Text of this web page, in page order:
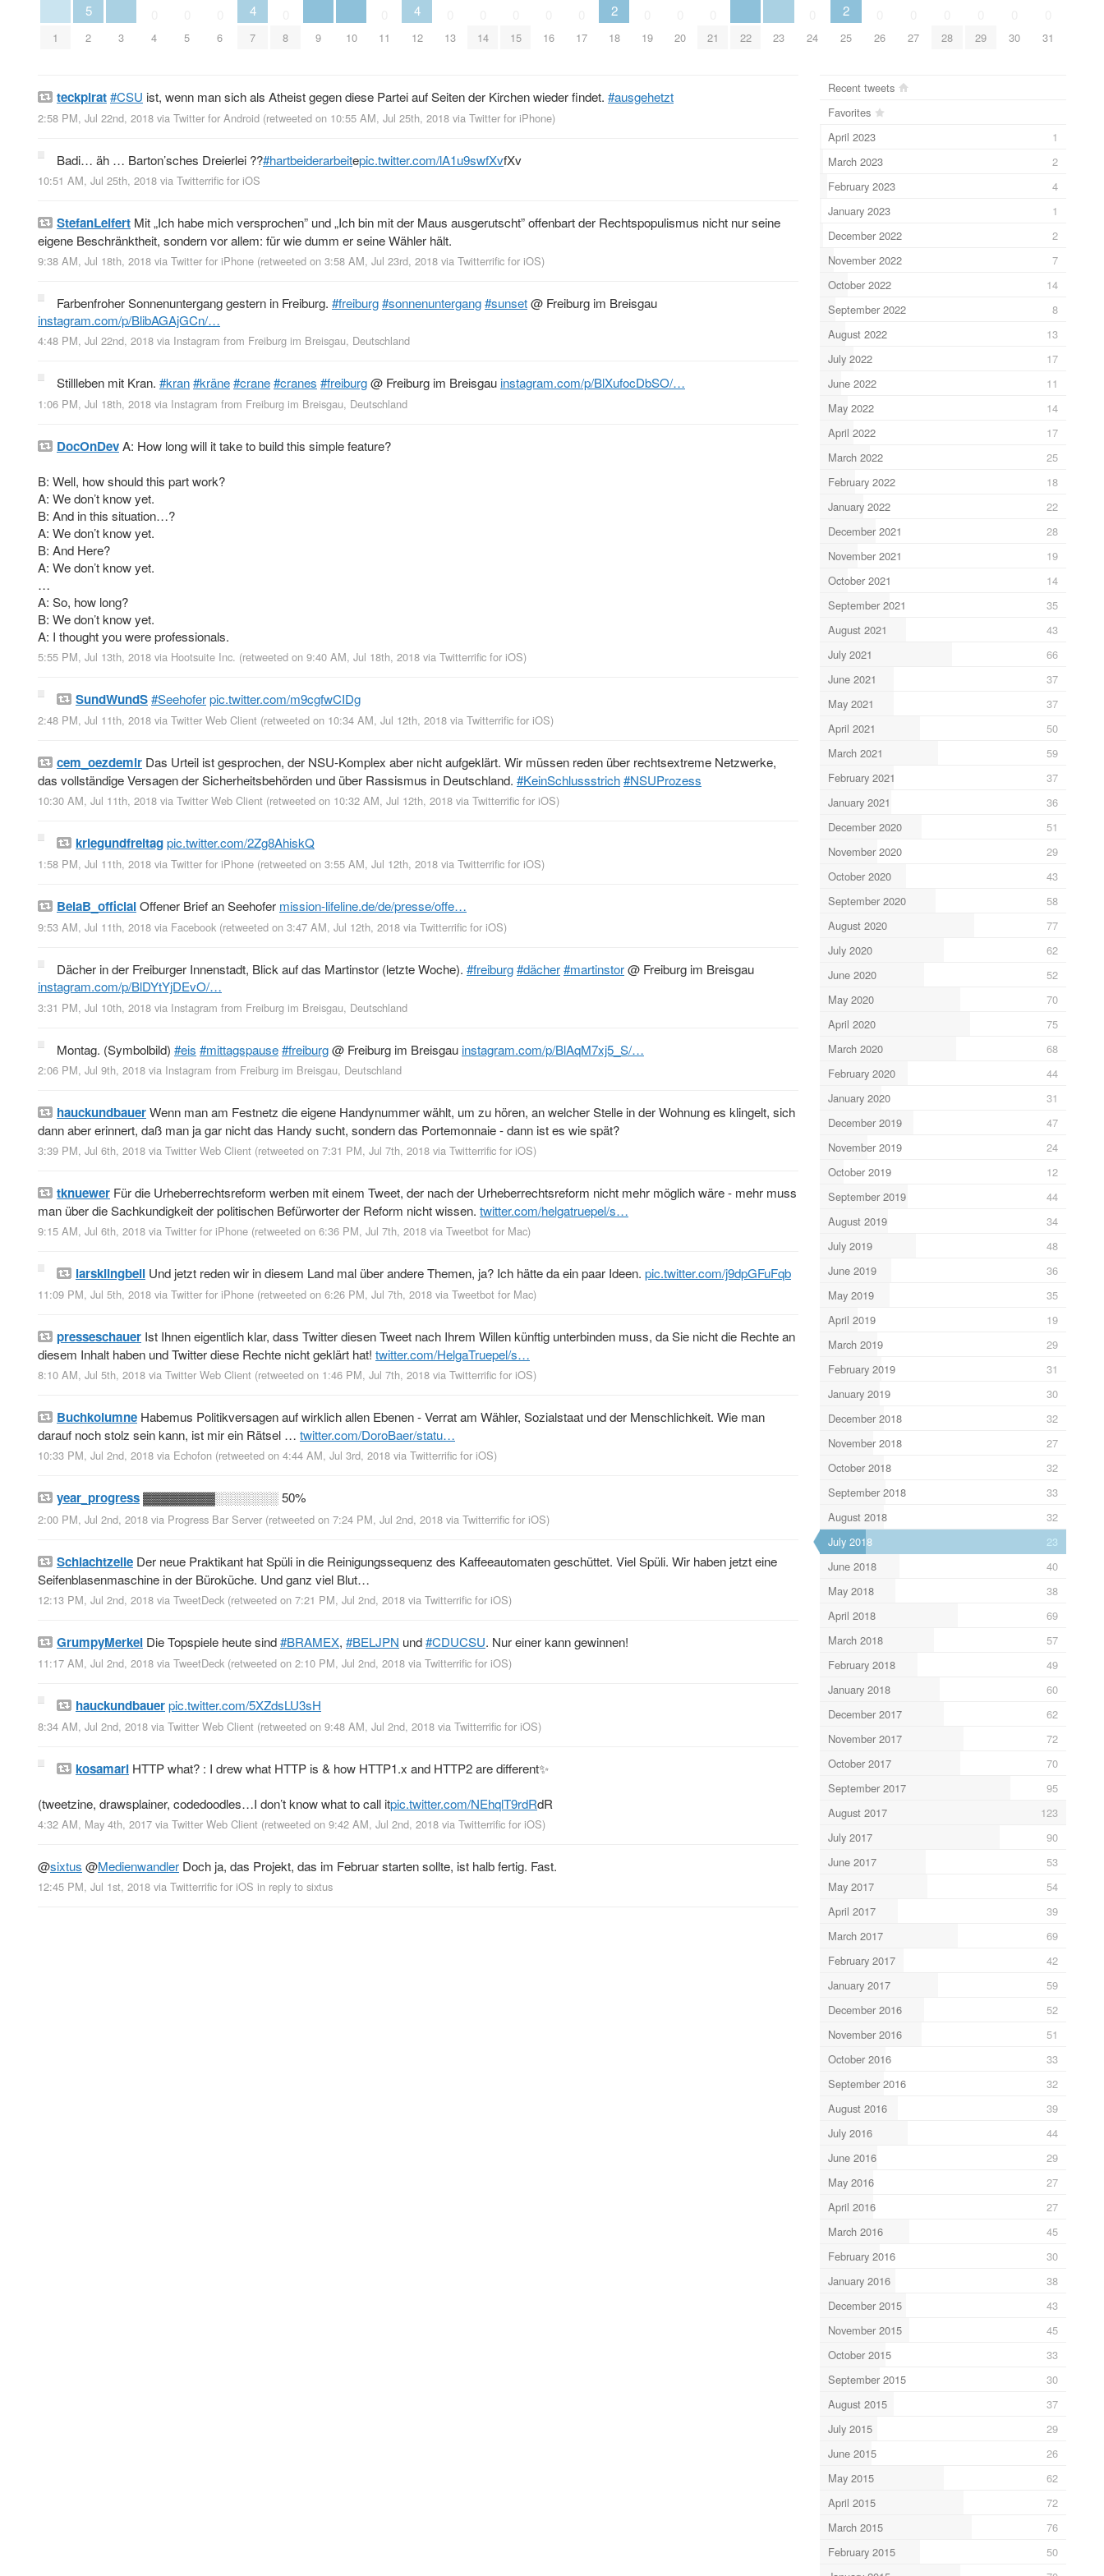
1
5
2 3 4 5 6
4
7 8 9 10 11
4
12 13 14 15 16 17
2
18 19 20 21 22 23 24
2
25 26 27 28 29 30 31
teckpirat#CSU ist, wenn man sich als Atheist gegen diese Partei auf Seiten der Kirchen wieder findet. #ausgehetzt
2:58 PM, Jul 22nd, 2018 via Twitter for Android (retweeted on 10:55 AM, Jul 25th, 2018 via Twitter for iPhone)
Badi… äh … Barton’sches Dreierlei ??#hartbeiderarbeitepic.twitter.com/lA1u9swfXvfXv
10:51 AM, Jul 25th, 2018 via Twitterrific for iOS
StefanLeifert Mit „Ich habe mich versprochen” und „Ich bin mit der Maus ausgerutscht” offenbart der Rechtspopulismus nicht nur seine
eigene Beschränktheit, sondern vor allem: für wie dumm er seine Wähler hält.
9:38 AM, Jul 18th, 2018 via Twitter for iPhone (retweeted on 3:58 AM, Jul 23rd, 2018 via Twitterrific for iOS)
Farbenfroher Sonnenuntergang gestern in Freiburg. #freiburg#sonnenuntergang#sunset@ Freiburg im Breisgau
instagram.com/p/BlibAGAjGCn/…
4:48 PM, Jul 22nd, 2018 via Instagram from Freiburg im Breisgau, Deutschland
Stillleben mit Kran. #kran#kräne#crane#cranes #freiburg@ Freiburg im Breisgau instagram.com/p/BlXufocDbSO/…
1:06 PM, Jul 18th, 2018 via Instagram from Freiburg im Breisgau, Deutschland
DocOnDevA: How long will it take to build this simple feature?
B: Well, how should this part work?
A: We don’t know yet.
B: And in this situation…?
A: We don’t know yet.
B: And Here?
A: We don’t know yet.
…
A: So, how long?
B: We don’t know yet.
A: I thought you were professionals.
5:55 PM, Jul 13th, 2018 via Hootsuite Inc. (retweeted on 9:40 AM, Jul 18th, 2018 via Twitterrific for iOS)
SundWundS#Seehoferpic.twitter.com/m9cgfwCIDg
2:48 PM, Jul 11th, 2018 via Twitter Web Client (retweeted on 10:34 AM, Jul 12th, 2018 via Twitterrific for iOS)
cem_oezdemir Das Urteil ist gesprochen, der NSU-Komplex aber nicht aufgeklärt. Wir müssen reden über rechtsextreme Netzwerke,
das vollständige Versagen der Sicherheitsbehörden und über Rassismus in Deutschland. #KeinSchlussstrich#NSUProzess
10:30 AM, Jul 11th, 2018 via Twitter Web Client (retweeted on 10:32 AM, Jul 12th, 2018 via Twitterrific for iOS)
kriegundfreitagpic.twitter.com/2Zg8AhiskQ
1:58 PM, Jul 11th, 2018 via Twitter for iPhone (retweeted on 3:55 AM, Jul 12th, 2018 via Twitterrific for iOS)
BelaB_officialOffener Brief an Seehofer mission-lifeline.de/de/presse/offe…
9:53 AM, Jul 11th, 2018 via Facebook (retweeted on 3:47 AM, Jul 12th, 2018 via Twitterrific for iOS)
Dächer in der Freiburger Innenstadt, Blick auf das Martinstor (letzte Woche). #freiburg#dächer#martinstor@ Freiburg im Breisgau
instagram.com/p/BlDYtYjDEvO/…
3:31 PM, Jul 10th, 2018 via Instagram from Freiburg im Breisgau, Deutschland
Montag. (Symbolbild) #eis #mittagspause#freiburg@ Freiburg im Breisgau instagram.com/p/BlAqM7xj5_S/…
2:06 PM, Jul 9th, 2018 via Instagram from Freiburg im Breisgau, Deutschland
hauckundbauerWenn man am Festnetz die eigene Handynummer wählt, um zu hören, an welcher Stelle in der Wohnung es klingelt, sich
dann aber erinnert, daß man ja gar nicht das Handy sucht, sondern das Portemonnaie - dann ist es wie spät?
3:39 PM, Jul 6th, 2018 via Twitter Web Client (retweeted on 7:31 PM, Jul 7th, 2018 via Twitterrific for iOS)
tknuewer Für die Urheberrechtsreform werben mit einem Tweet, der nach der Urheberrechtsreform nicht mehr möglich wäre - mehr muss
man über die Sachkundigkeit der politischen Befürworter der Reform nicht wissen. twitter.com/helgatruepel/s…
9:15 AM, Jul 6th, 2018 via Twitter for iPhone (retweeted on 6:36 PM, Jul 7th, 2018 via Tweetbot for Mac)
larsklingbeil Und jetzt reden wir in diesem Land mal über andere Themen, ja? Ich hätte da ein paar Ideen. pic.twitter.com/j9dpGFuFqb
11:09 PM, Jul 5th, 2018 via Twitter for iPhone (retweeted on 6:26 PM, Jul 7th, 2018 via Tweetbot for Mac)
presseschauer Ist Ihnen eigentlich klar, dass Twitter diesen Tweet nach Ihrem Willen künftig unterbinden muss, da Sie nicht die Rechte an
diesem Inhalt haben und Twitter diese Rechte nicht geklärt hat! twitter.com/HelgaTruepel/s…
8:10 AM, Jul 5th, 2018 via Twitter Web Client (retweeted on 1:46 PM, Jul 7th, 2018 via Twitterrific for iOS)
Buchkolumne Habemus Politikversagen auf wirklich allen Ebenen - Verrat am Wähler, Sozialstaat und der Menschlichkeit. Wie man
darauf noch stolz sein kann, ist mir ein Rätsel … twitter.com/DoroBaer/statu…
10:33 PM, Jul 2nd, 2018 via Echofon (retweeted on 4:44 AM, Jul 3rd, 2018 via Twitterrific for iOS)
year_progress▓▓▓▓▓▓▓▓░░░░░░░ 50%
2:00 PM, Jul 2nd, 2018 via Progress Bar Server (retweeted on 7:24 PM, Jul 2nd, 2018 via Twitterrific for iOS)
Schlachtzeile Der neue Praktikant hat Spüli in die Reinigungssequenz des Kaffeeautomaten geschüttet. Viel Spüli. Wir haben jetzt eine
Seifenblasenmaschine in der Büroküche. Und ganz viel Blut…
12:13 PM, Jul 2nd, 2018 via TweetDeck (retweeted on 7:21 PM, Jul 2nd, 2018 via Twitterrific for iOS)
GrumpyMerkel Die Topspiele heute sind#BRAMEX, #BELJPN und#CDUCSU. Nur einer kann gewinnen!
11:17 AM, Jul 2nd, 2018 via TweetDeck (retweeted on 2:10 PM, Jul 2nd, 2018 via Twitterrific for iOS)
hauckundbauerpic.twitter.com/5XZdsLU3sH
8:34 AM, Jul 2nd, 2018 via Twitter Web Client (retweeted on 9:48 AM, Jul 2nd, 2018 via Twitterrific for iOS)
kosamari HTTP what? : I drew what HTTP is & how HTTP1.x and HTTP2 are different✨
(tweetzine, drawsplainer, codedoodles…I don’t know what to call itpic.twitter.com/NEhqlT9rdRdR
4:32 AM, May 4th, 2017 via Twitter Web Client (retweeted on 9:42 AM, Jul 2nd, 2018 via Twitterrific for iOS)
@sixtus @Medienwandler Doch ja, das Projekt, das im Februar starten sollte, ist halb fertig. Fast.
12:45 PM, Jul 1st, 2018 via Twitterrific for iOS in reply to sixtus
Recent tweets
Favorites
April 2023
1
March 2023
2
February 2023
4
January 2023
1
December 2022
2
November 2022
7
October 2022
14
September 2022
8
August 2022
13
July 2022
17
June 2022
11
May 2022
14
April 2022
17
March 2022
25
February 2022
18
January 2022
22
December 2021
28
November 2021
19
October 2021
14
September 2021
35
August 2021
43
July 2021
66
June 2021
37
May 2021
37
April 2021
50
March 2021
59
February 2021
37
January 2021
36
December 2020
51
November 2020
29
October 2020
43
September 2020
58
August 2020
77
July 2020
62
June 2020
52
May 2020
70
April 2020
75
March 2020
68
February 2020
44
January 2020
31
December 2019
47
November 2019
24
October 2019
12
September 2019
44
August 2019
34
July 2019
48
June 2019
36
May 2019
35
April 2019
19
March 2019
29
February 2019
31
January 2019
30
December 2018
32
November 2018
27
October 2018
32
September 2018
33
August 2018
32
July 2018
23
June 2018
40
May 2018
38
April 2018
69
March 2018
57
February 2018
49
January 2018
60
December 2017
62
November 2017
72
October 2017
70
September 2017
95
August 2017
123
July 2017
90
June 2017
53
May 2017
54
April 2017
39
March 2017
69
February 2017
42
January 2017
59
December 2016
52
November 2016
51
October 2016
33
September 2016
32
August 2016
39
July 2016
44
June 2016
29
May 2016
27
April 2016
27
March 2016
45
February 2016
30
January 2016
38
December 2015
43
November 2015
45
October 2015
33
September 2015
30
August 2015
37
July 2015
29
June 2015
26
May 2015
62
April 2015
72
March 2015
76
February 2015
50